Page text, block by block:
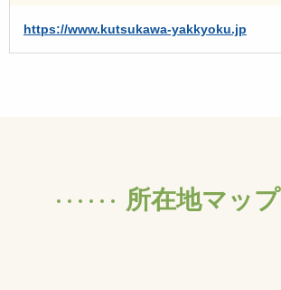
https://www.kutsukawa-yakkyoku.jp
所在地マップ